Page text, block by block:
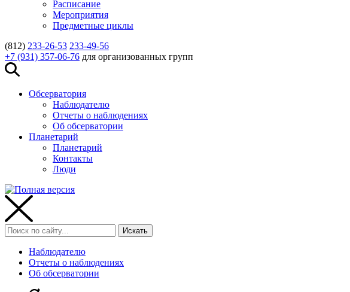
Расписание
Мероприятия
Предметные циклы
(812) 233-26-53 233-49-56
+7 (931) 357-06-76 для организованных групп
Обсерватория
Наблюдателю
Отчеты о наблюдениях
Об обсерватории
Планетарий
Планетарий
Контакты
Люди
Наблюдателю
Отчеты о наблюдениях
Об обсерватории